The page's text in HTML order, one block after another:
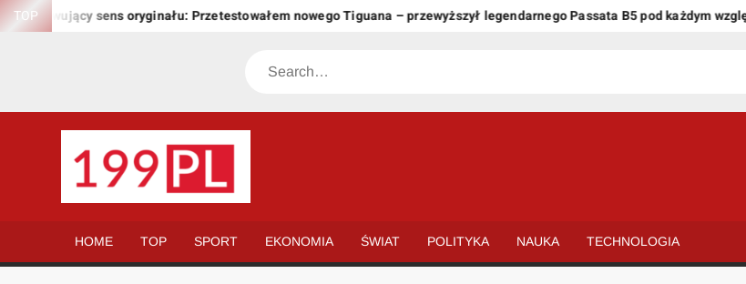
Skip
TOP sens oryginału: Przetestowałem nowego Tiguana – przewyższył legendarnego Passata B5 pod każdym względem
Search
świat
HOME TOP SPORT EKONOMIA ŚWIAT POLITYKA NAUKA TECHNOLOGIA